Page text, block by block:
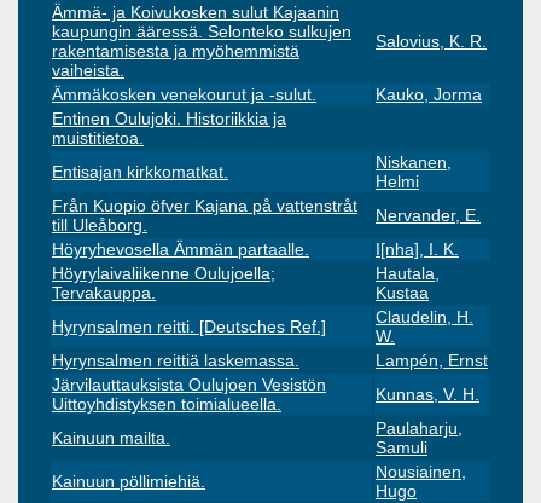
Ämmä- ja Koivukosken sulut Kajaanin
kaupungin ääressä. Selonteko sulkujen
rakentamisesta ja myöhemmistä
vaiheista.
Salovius, K. R.
Ämmäkosken venekourut ja -sulut.
Kauko, Jorma
Entinen Oulujoki. Historiikkia ja
muistitietoa.
Entisajan kirkkomatkat.
Niskanen,
Helmi
Från Kuopio öfver Kajana på vattenstråt
till Uleåborg.
Nervander, E.
Höyryhevosella Ämmän partaalle.
I[nha], I. K.
Höyrylaivaliikenne Oulujoella;
Tervakauppa.
Hautala,
Kustaa
Hyrynsalmen reitti. [Deutsches Ref.]
Claudelin, H.
W.
Hyrynsalmen reittiä laskemassa.
Lampén, Ernst
Järvilauttauksista Oulujoen Vesistön
Uittoyhdistyksen toimialueella.
Kunnas, V. H.
Kainuun mailta.
Paulaharju,
Samuli
Kainuun pöllimiehiä.
Nousiainen,
Hugo